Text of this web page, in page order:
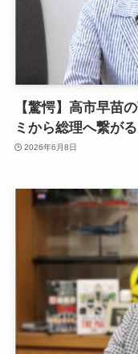
【驚愕】高市早苗
ミから総理へ繋が
2026年6月8日